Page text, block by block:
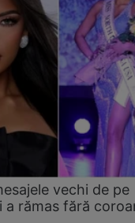
vechi de pe
a rămas fără